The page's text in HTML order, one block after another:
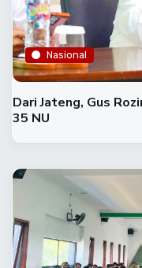
Nasional
Dari Jateng, Gus
35 NU